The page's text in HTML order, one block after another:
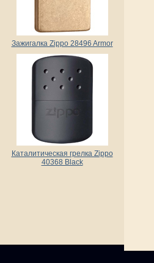
Зажигалка Zippo 28496 Armor
Каталитическая грелка Zippo
40368 Black